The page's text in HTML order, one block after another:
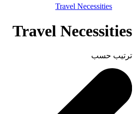
Travel Necessities
Travel Necessities
ترتيب حسب